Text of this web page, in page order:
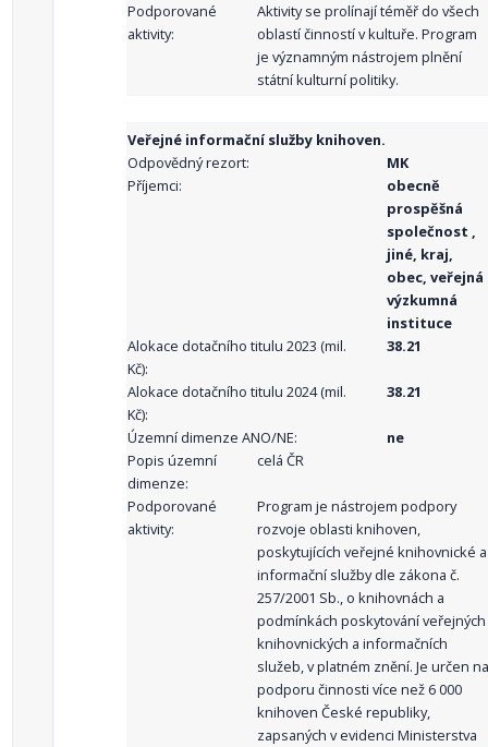
Podporované
aktivity:
Aktivity se prolínají téměř do všech
oblastí činností v kultuře. Program
je významným nástrojem plnění
státní kulturní politiky.
Veřejné informační služby knihoven.
Odpovědný rezort:
MK
Příjemci:
obecně
prospěšná
společnost ,
jiné, kraj,
obec, veřejná
výzkumná
instituce
Alokace dotačního titulu 2023 (mil.
Kč):
38.21
Alokace dotačního titulu 2024 (mil.
Kč):
38.21
Územní dimenze ANO/NE:
ne
Popis územní
dimenze:
celá ČR
Podporované
aktivity:
Program je nástrojem podpory
rozvoje oblasti knihoven,
poskytujících veřejné knihovnické a
informační služby dle zákona č.
257/2001 Sb., o knihovnách a
podmínkách poskytování veřejných
knihovnických a informačních
služeb, v platném znění. Je určen na
podporu činnosti více než 6 000
knihoven České republiky,
zapsaných v evidenci Ministerstva